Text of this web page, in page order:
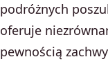
podróżnych
oferuje
pewnością